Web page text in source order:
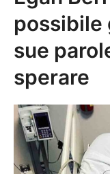
possibile
sue
sperare